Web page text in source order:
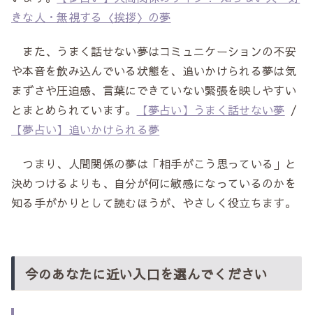
きな人・無視する〈挨拶〉の夢
また、うまく話せない夢はコミュニケーションの不安
や本音を飲み込んでいる状態を、追いかけられる夢は気
まずさや圧迫感、言葉にできていない緊張を映しやすい
とまとめられています。
【夢占い】うまく話せない夢 /
【夢占い】追いかけられる夢
つまり、人間関係の夢は「相手がこう思っている」と
決めつけるよりも、自分が何に敏感になっているのかを
知る手がかりとして読むほうが、やさしく役立ちます。
今のあなたに近い入口を選んでください